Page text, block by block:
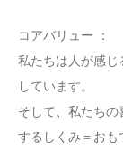
コアバリュー ：
私たちは人が感じ
しています。
そして、私たち
するしくみ＝おも